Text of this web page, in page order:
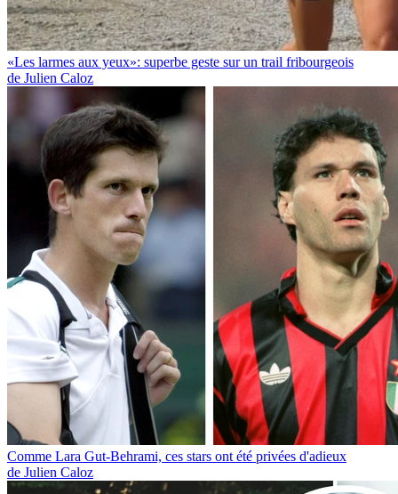
«Les larmes aux yeux»: superbe geste sur un trail fribourgeois
de Julien Caloz
Comme Lara Gut-Behrami, ces stars ont été privées d'adieux
de Julien Caloz